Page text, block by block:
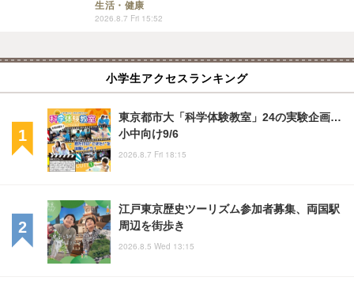
生活・健康
2026.8.7 Fri 15:52
小学生アクセスランキング
東京都市大「科学体験教室」24の実験企画…
小中向け9/6
2026.8.7 Fri 18:15
江戸東京歴史ツーリズム参加者募集、両国駅
周辺を街歩き
2026.8.5 Wed 13:15